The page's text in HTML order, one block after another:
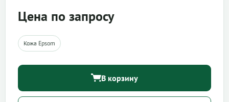
Цена по запросу
Кожа Epsom
В корзину